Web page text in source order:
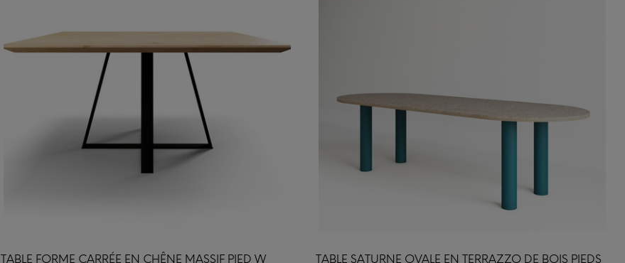
TABLE FORME CARRÉE EN CHÊNE MASSIF PIED W TABLE SATURNE OVALE EN TERRAZZO DE BOIS PIEDS